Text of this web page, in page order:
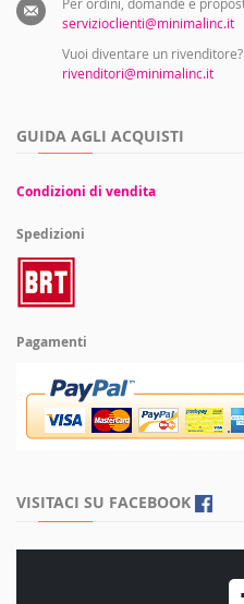
servizioclienti@minimalinc.it
Vuoi diventare un
rivenditori@minimalinc.it
GUIDA AGLI ACQUISTI
Condizioni di vendita
Spedizioni
Pagamenti
VISITACI SU FACEBOOK